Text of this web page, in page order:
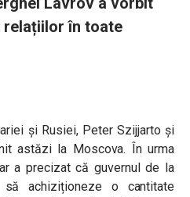
relațiilor în toate
și Rusiei, Peter Szijjarto și
astăzi la Moscova. În urma
a precizat că guvernul de la
să achiziționeze o cantitate